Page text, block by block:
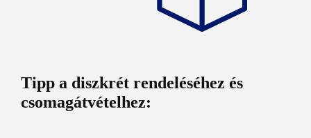
Tipp a diszkrét rendeléséhez és
csomagátvételhez: